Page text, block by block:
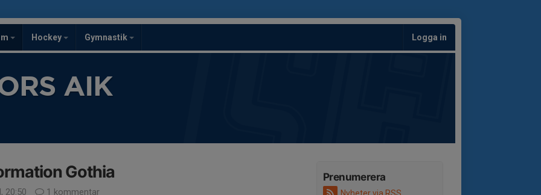
Hockey Gymnastik Logga in
AIK
Prenumerera
Gothia
20:50
1 kommentar